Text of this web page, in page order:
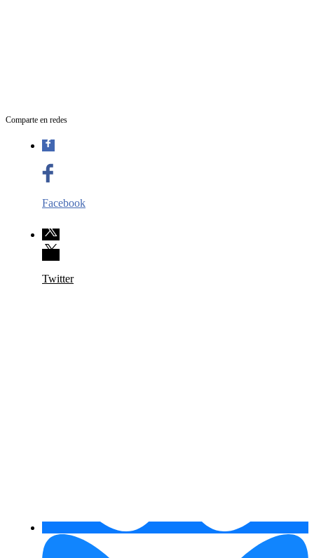
Comparte en redes
Facebook
Twitter